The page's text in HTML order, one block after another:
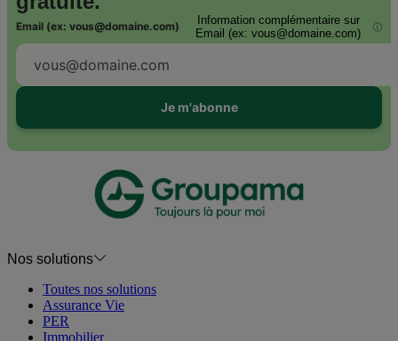
Email (ex: vous@domaine.com)
Information complémentaire sur
Email (ex: vous@domaine.com)
i
Je m'abonne
Nos solutions
Toutes nos solutions
Assurance Vie
PER
Immobilier